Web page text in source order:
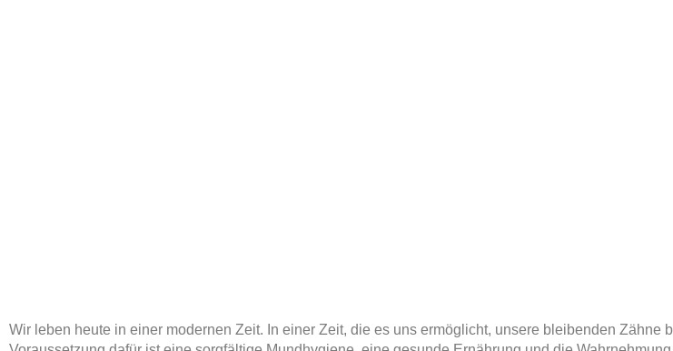
Wir leben heute in einer modernen Zeit. In einer Zeit, die es uns ermöglicht, unsere bleibenden Zähne